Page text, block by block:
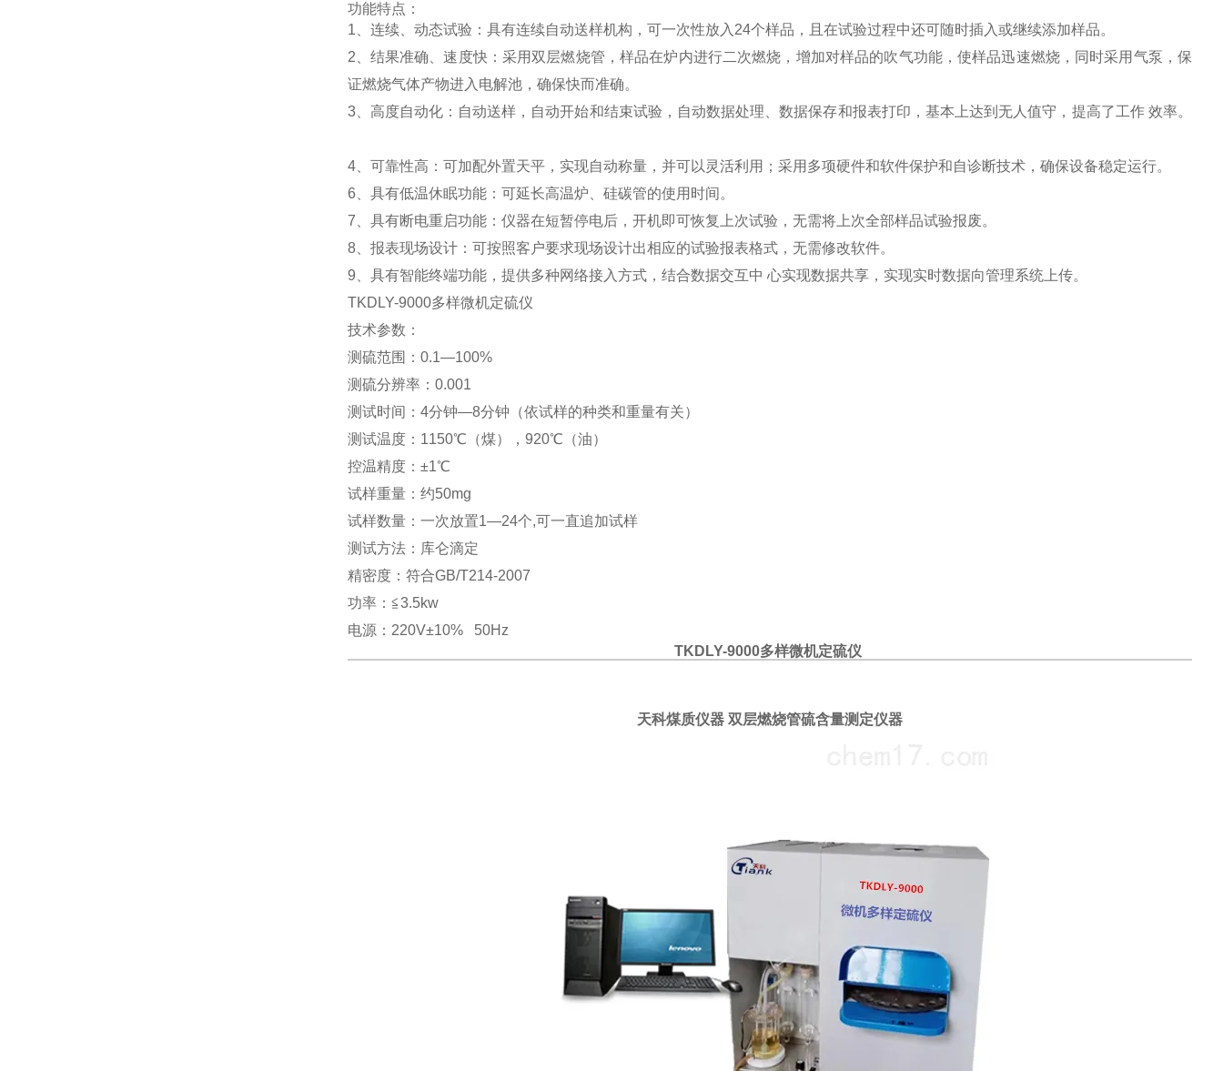
功能特点：
1 、连续、动态试验：具有连续自动送样机构，可一次性放入 24个样品，且在试验过程中还可随时插入或继续添加样品。
2 、结果准确、速度快：采用双层燃烧管，样品在炉内进行二次燃烧，增加对样品的吹气功能，使样品迅速燃烧，同时采用气泵，保
证燃烧气体产物进入电解池，确保快而准确。
3、高度自动化：自动送样，自动开始和结束试验，自动数据处理、数据保存和报表打印，基本上达到无人值守，提高了工作 效率。
4、可靠性高：可加配外置天平，实现自动称量，并可以灵活利用；采用多项硬件和软件保护和自诊断技术，确保设备稳定运行。
6 、具有低温休眠功能：可延长高温炉、硅碳管的使用时间。
7 、具有断电重启功能：仪器在短暂停电后，开机即可恢复上次试验，无需将上次全部样品试验报废。
8、报表现场设计：可按照客户要求现场设计出相应的试验报表格式，无需修改软件。
9 、具有智能终端功能，提供多种网络接入方式，结合数据交互中 心实现数据共享，实现实时数据向管理系统上传。
TKDLY-9000多样微机定硫仪
技术参数：
测硫范围： 0.1—100%
测硫分辨率： 0.001
测试时间： 4分钟—8分钟（依试样的种类和重量有关）
测试温度： 1150℃（煤）， 920℃（油）
控温精度：±1℃
试样重量：约50mg
试样数量：一次放置1—24个,可一直追加试样
测试方法：库仑滴定
精密度：符合GB/T214-2007
功率：≦3.5kw
电源： 220V±10% 50Hz
TKDLY-9000多样微机定硫仪
天科煤质仪器 双层燃烧管硫含量测定仪器